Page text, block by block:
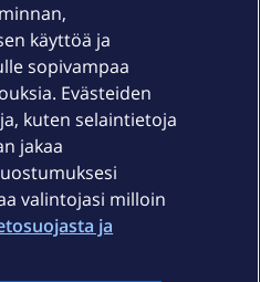
käyttöä ja
sopivampaa
Evästeiden
kuten selaintietoja
jakaa
valintojasi milloin
ja